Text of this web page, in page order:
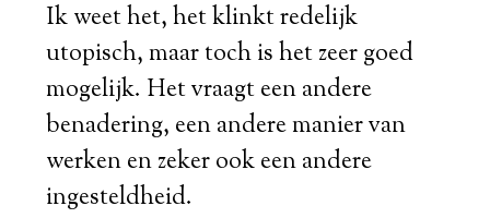
Ik weet het, het klinkt redelijk
utopisch, maar toch is het zeer goed
mogelijk. Het vraagt een andere
benadering, een andere manier van
werken en zeker ook een andere
ingesteldheid.